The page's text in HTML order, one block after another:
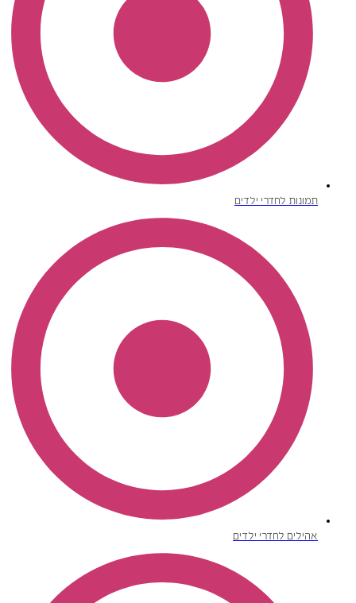
תמונות לחדרי ילדים
אהילים לחדרי ילדים